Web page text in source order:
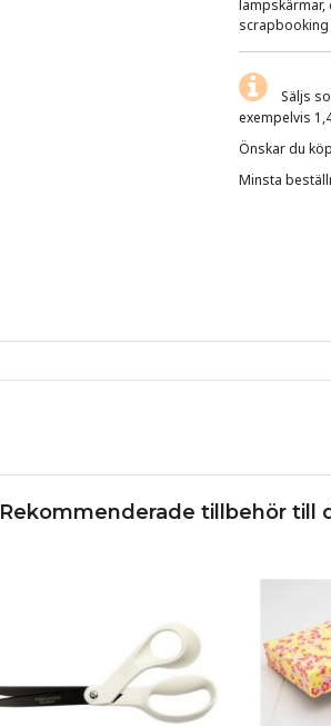
lampskärmar,
Säljs
exempelvis
Önskar du
Minsta
Rekommenderade tillbehör till